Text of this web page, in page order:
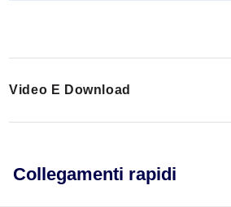
Video E Download
Collegamenti rapidi